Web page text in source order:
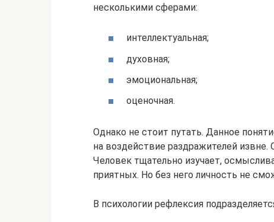
несколькими сферами:
интеллектуальная;
духовная;
эмоциональная;
оценочная.
Однако не стоит путать. Данное
на воздействие раздражителей
Человек тщательно изучает,
приятных. Но без него личность не
В психологии рефлексия